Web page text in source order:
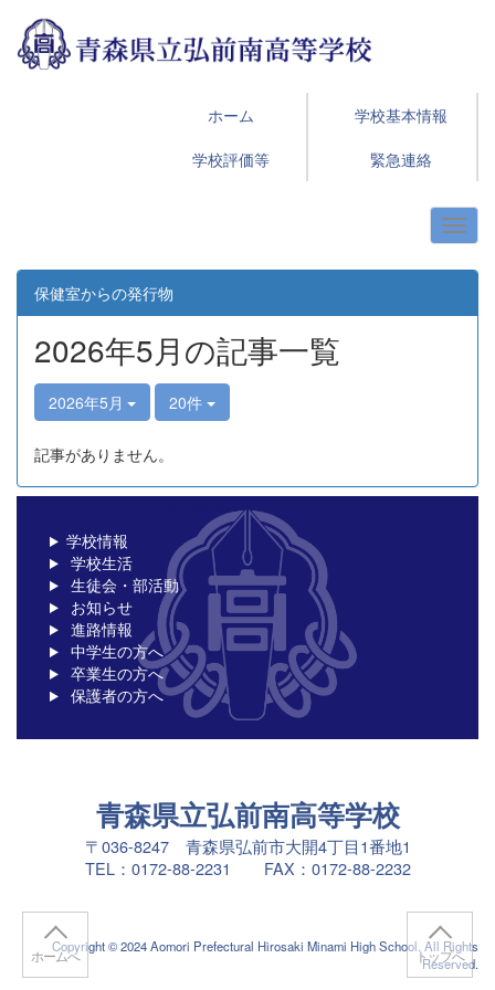
ホーム
学校基本情報
学校評価等
緊急連絡
保健室からの発行物
2026年5月の記事一覧
2026年5月 20件
記事がありません。
学校情報
学校生活
生徒会・部活動
お知らせ
進路情報
中学生の方へ
卒業生の方へ
保護者の方へ
青森県立弘前南高等学校
〒036-8247 青森県弘前市大開4丁目1番地1
TEL：0172-88-2231 FAX：0172-88-2232
Copyright © 2024 Aomori Prefectural Hirosaki Minami High School. All Rights
Reserved.
ホームへ トップへ